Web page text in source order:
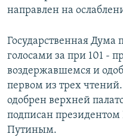
направлен на
Государственная Дума
голосами за при 101 -
воздержавшемся и
первом из трех
одобрен верхней
подписан
Путиным.